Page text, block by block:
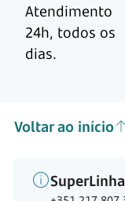
Atendimento
24h, todos os
dias.
Voltar ao início
SuperLinha